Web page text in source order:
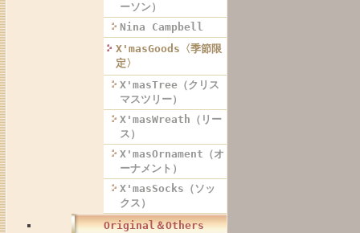
ーソン）
Nina Campbell
X'masGoods〈季節限
定〉
X'masTree（クリス
マスツリー）
X'masWreath（リー
ス）
X'masOrnament（オ
ーナメント）
X'masSocks（ソッ
クス）
Original＆Others